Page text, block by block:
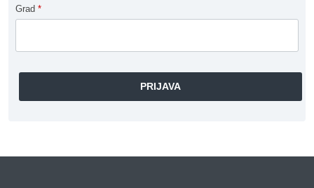
Grad *